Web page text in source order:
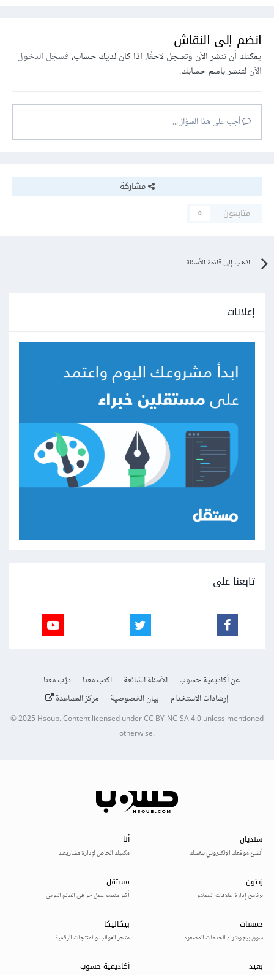
انضم إلى النقاش
يمكنك أن تنشر الآن وتسجل لاحقًا. إذا كان لديك حساب،فسجل الدخول
الآنلتنشر باسم حسابك.
أجب على هذا السؤال...
مشاركة
متابعون
0
اذهب إلى قائمة الأسئلة
إعلانات
تابعنا على
عن أكاديمية حسوب الأسئلة الشائعة اكتب معنا
درّب معنا
إرشادات الاستخدام
بيان الخصوصية مركز المساعدة
© 2025Hsoub.Content licensed underCC BY-NC-SA 4.0unless mentioned
otherwise.